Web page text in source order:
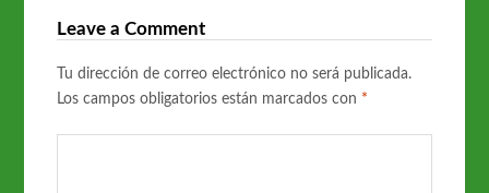
Leave a Comment
Tu dirección de correo electrónico no será publicada.
Los campos obligatorios están marcados con *